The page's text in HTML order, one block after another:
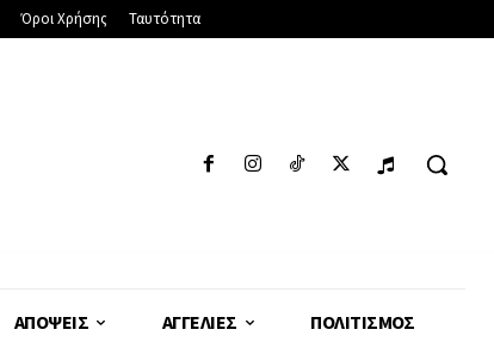
Όροι Χρήσης Ταυτότητα
ΑΠΌΨΕΙΣ ΑΓΓΕΛΊΕΣ ΠΟΛΙΤΙΣΜΌΣ